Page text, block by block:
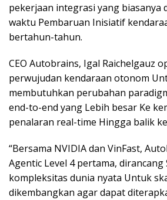
pekerjaan integrasi yang biasanya
waktu Pembaruan Inisiatif
bertahun-tahun.
CEO Autobrains, Igal Raichelgauz
perwujudan kendaraan otonom
membutuhkan perubahan
end-to-end yang Lebih besar Ke
penalaran real-time Hingga balik
“Bersama NVIDIA dan VinFast,
Agentic Level 4 pertama,
kompleksitas dunia nyata Untuk
dikembangkan agar dapat